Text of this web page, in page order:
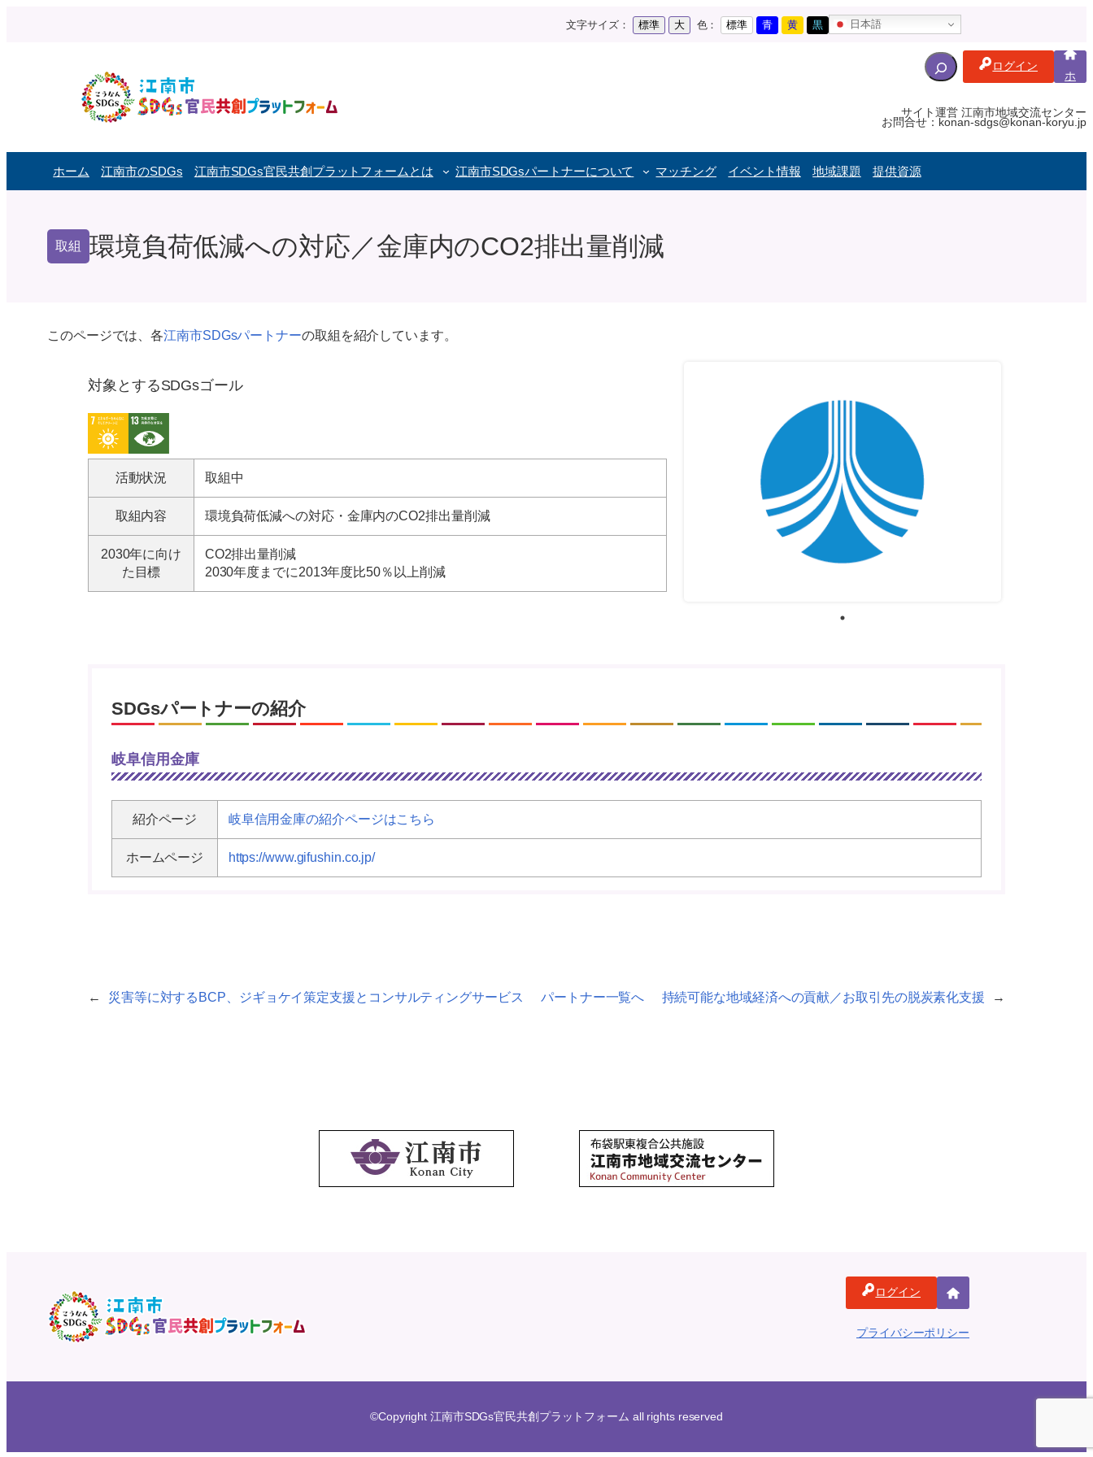
文字サイズ： 標準 大 色： 標準 青 黄 黒 日本語
f
ログイン
ホ
ム
サイト運営 江南市地域交流センター
お問合せ：konan-sdgs@konan-koryu.jp
ホーム 江南市のSDGs 江南市SDGs官民共創プラットフォームとは 江南市SDGsパートナーについて マッチング イベント情報 地域課題 提供資源
取組 環境負荷低減への対応／金庫内のCO2排出量削減
このページでは、各江南市SDGsパートナーの取組を紹介しています。
対象とするSDGsゴール
活動状況 取組中
取組内容 環境負荷低減への対応・金庫内のCO2排出量削減
2030年に向け
た目標
CO2排出量削減
2030年度までに2013年度比50％以上削減
SDGsパートナーの紹介
岐阜信用金庫
紹介ページ 岐阜信用金庫の紹介ページはこちら
ホームページ https://www.gifushin.co.jp/
← 災害等に対するBCP、ジギョケイ策定支援とコンサルティングサービス パートナー一覧へ 持続可能な地域経済への貢献／お取引先の脱炭素化支援 →
ログイン
ー
プライバシーポリシー
©Copyright 江南市SDGs官民共創プラットフォーム all rights reserved